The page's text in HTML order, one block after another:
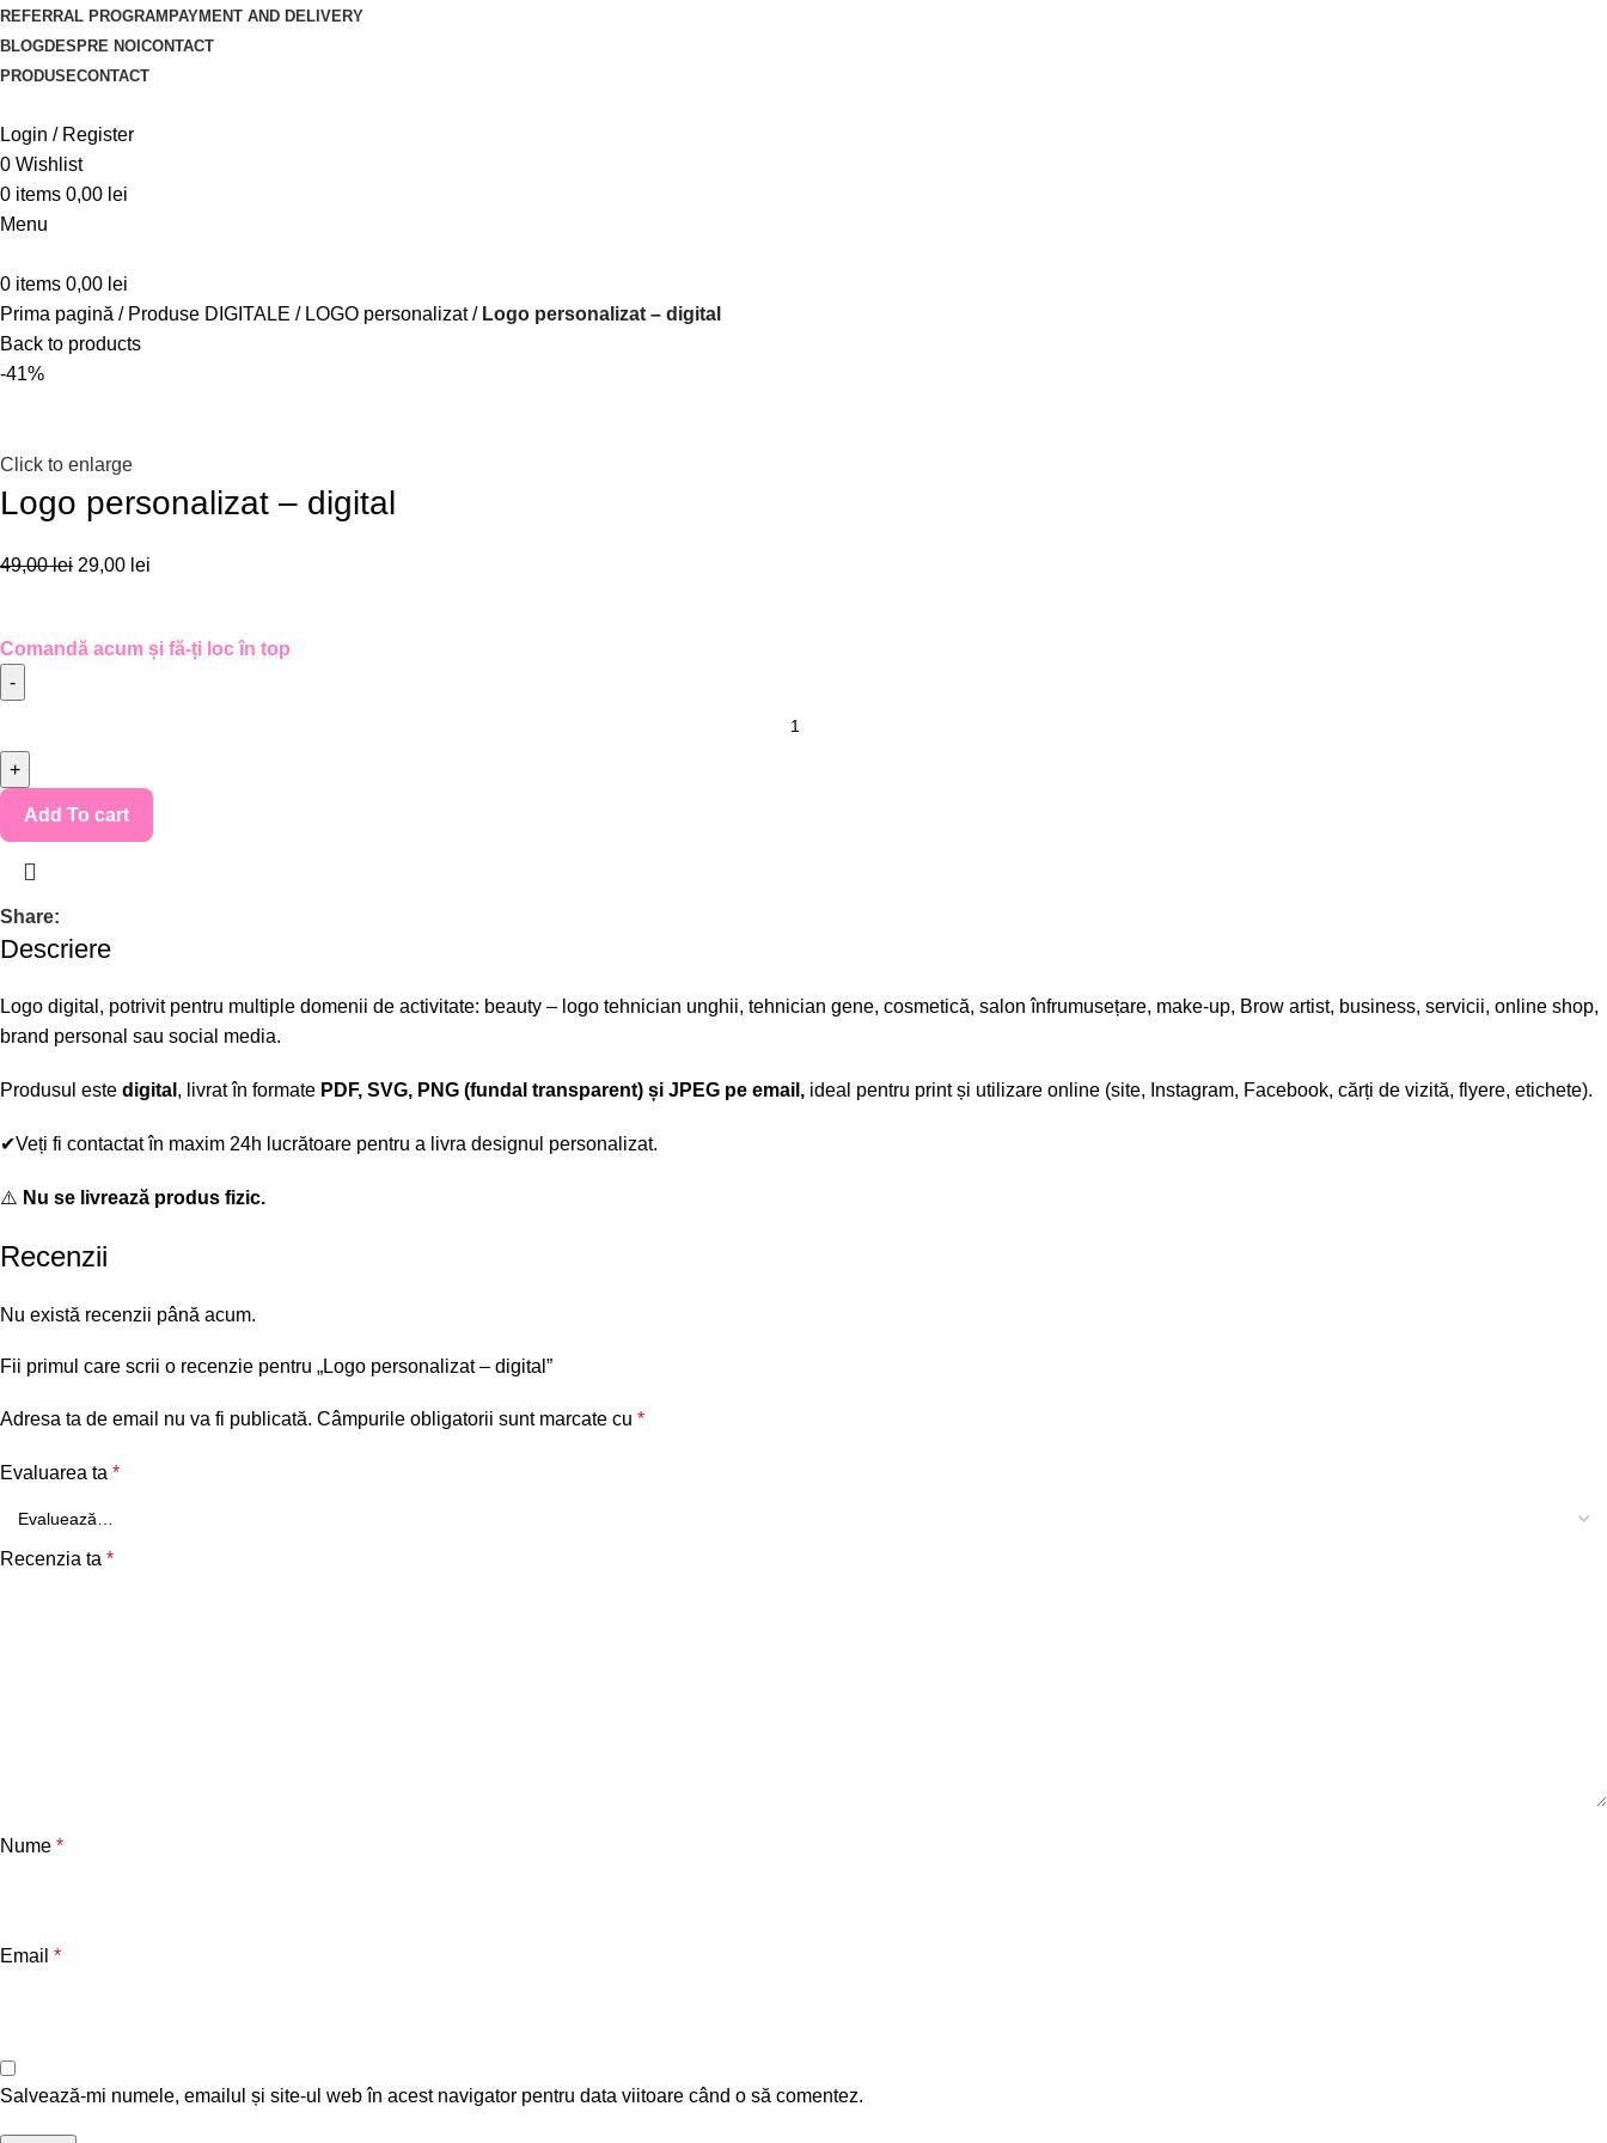
REFERRAL PROGRAM PAYMENT AND DELIVERY
BLOGDESPRE NOI CONTACT
PRODUSECONTACT
Login / Register
0 Wishlist
0 items 0,00 lei
Menu
0 items 0,00 lei
Prima pagină
Produse DIGITALE LOGO personalizat
Logo personalizat – digital
Back to products
-41%
Click to enlarge
Logo personalizat – digital
49,00lei 29,00 lei
Comandă acum și fă-ți loc în top
Add To cart
Share:
Descriere
Logo digital, potrivit pentru multiple domenii de activitate: beauty – logo tehnician unghii, tehnician gene, cosmetică, salon înfrumusețare, make-up, Brow artist, business, servicii, online shop,
brand personal sau social media.
Produsul este digital , livrat în formate PDF, SVG, PNG (fundal transparent) și JPEG pe email, ideal pentru print și utilizare online (site, Instagram, Facebook, cărți de vizită, flyere, etichete).
✔Veți fi contactat în maxim 24h lucrătoare pentru a livra designul personalizat.
⚠️ Nu se livrează produs fizic.
Recenzii
Nu există recenzii până acum.
Fii primul care scrii o recenzie pentru „Logo personalizat – digital”
Adresa ta de email nu va fi publicată. Câmpurile obligatorii sunt marcate cu *
Evaluarea ta *
Recenzia ta *
Nume *
Email *
Salvează-mi numele, emailul și site-ul web în acest navigator pentru data viitoare când o să comentez.